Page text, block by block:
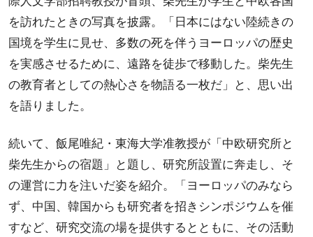
を訪れたときの写真を披露。「日本にはない陸続きの
国境を学生に見せ、多数の死を伴うヨーロッパの歴史
を実感させるために、遠路を徒歩で移動した。柴先生
の教育者としての熱心さを物語る一枚だ」と、思い出
を語りました。
続いて、飯尾唯紀・東海大学准教授が「中欧研究所と
柴先生からの宿題」と題し、研究所設置に奔走し、そ
の運営に力を注いだ姿を紹介。「ヨーロッパのみなら
ず、中国、韓国からも研究者を招きシンポジウムを催
すなど、研究交流の場を提供するとともに、その活動